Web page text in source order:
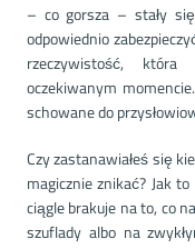
– co gorsza – stały
odpowiednio
rzeczywistość,
oczekiwanym
schowane do
Czy zastanawiałeś się
magicznie znikać? Jak
ciągle brakuje na to, co
szuflady albo na